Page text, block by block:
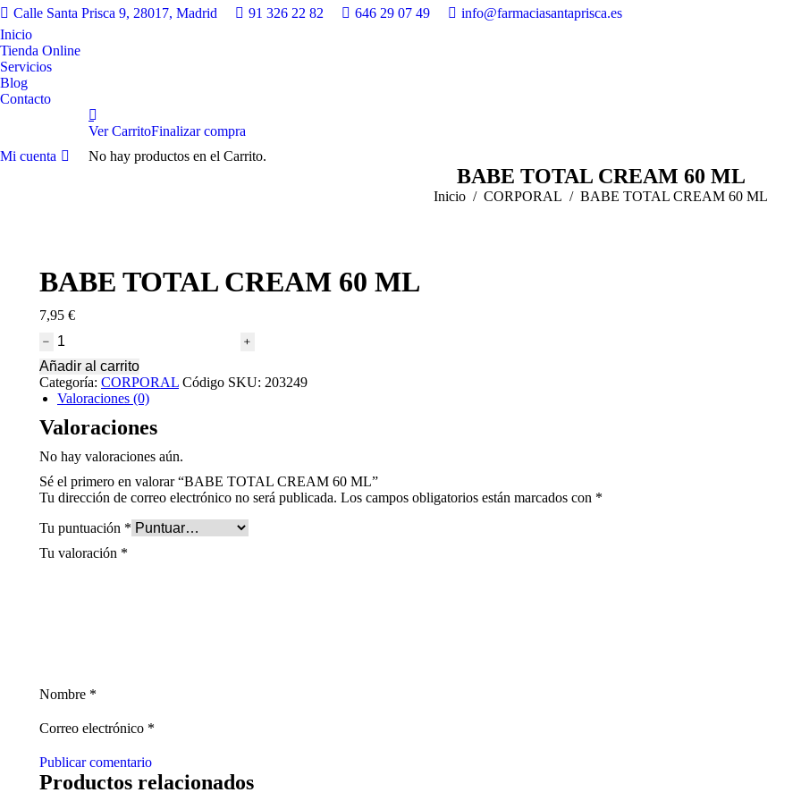
Calle Santa Prisca 9, 28017, Madrid 91 326 22 82 646 29 07 49 info@farmaciasantaprisca.es
Inicio
Tienda Online
Servicios
Blog
Contacto
Mi cuenta
Ver CarritoFinalizar compra
No hay productos en el Carrito.
BABE TOTAL CREAM 60 ML
Estás aquí:
Inicio CORPORAL BABE TOTAL CREAM 60 ML
BABE TOTAL CREAM 60 ML
7,95 €
BABE
CREAM
60
ML
quantity
Añadir al carrito
Categoría: CORPORAL Código SKU: 203249
Valoraciones (0)
Valoraciones
No hay valoraciones aún.
Sé el primero en valorar “BABE TOTAL CREAM 60 ML”
Tu dirección de correo electrónico no será publicada. Los campos obligatorios están marcados con *
Tu puntuación *
Tu valoración *
Nombre *
Correo electrónico *
Publicar comentario
Productos relacionados